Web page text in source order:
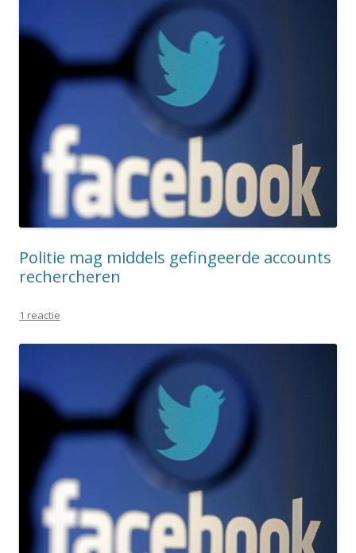
Politie mag middels gefingeerde accounts
rechercheren
1 reactie